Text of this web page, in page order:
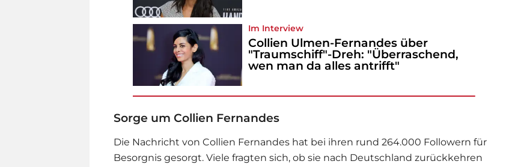
Im Interview
Collien Ulmen-Fernandes über
"Traumschiff"-Dreh: "Überraschend,
wen man da alles antrifft"
Sorge um Collien Fernandes
Die Nachricht von Collien Fernandes hat bei ihren rund 264.000 Followern für
Besorgnis gesorgt. Viele fragten sich, ob sie nach Deutschland zurückkehren